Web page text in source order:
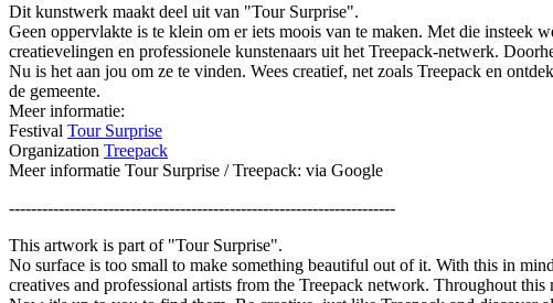
Dit kunstwerk maakt deel uit van "Tour Surprise".
Geen oppervlakte is te klein om er iets moois van te maken. Met die insteek
creatievelingen en professionele kunstenaars uit het Treepack-netwerk.
Nu is het aan jou om ze te vinden. Wees creatief, net zoals Treepack en
de gemeente.
Meer informatie:
Festival Tour Surprise
Organization Treepack
Meer informatie Tour Surprise / Treepack: via Google
----------------------------------------------------------------------
This artwork is part of "Tour Surprise".
No surface is too small to make something beautiful out of it. With this in
creatives and professional artists from the Treepack network. Throughout